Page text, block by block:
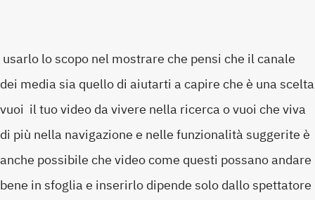
usarlo lo scopo nel mostrare che pensi che il canale
dei media sia quello di aiutarti a capire che è una scelta
vuoi il tuo video da vivere nella ricerca o vuoi che viva
di più nella navigazione e nelle funzionalità suggerite è
anche possibile che video come questi possano andare
bene in sfoglia e inserirlo dipende solo dallo spettatore